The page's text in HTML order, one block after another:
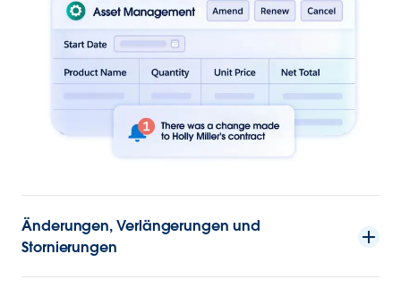
Änderungen, Verlängerungen und
Stornierungen